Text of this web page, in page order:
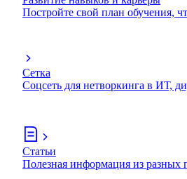
Постройте свой план обучения,
Сетка
Соцсеть для нетворкинга в ИТ,
Статьи
Полезная информация из разных